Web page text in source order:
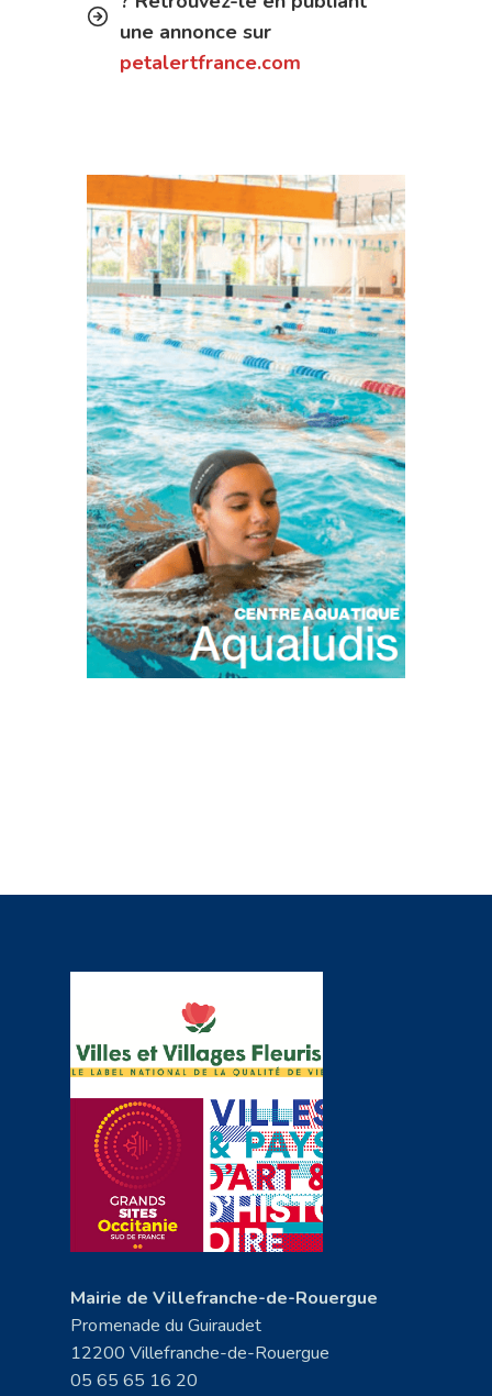
une annonce sur
petalertfrance.com
Mairie de Villefranche-de-Rouergue
Promenade du Guiraudet
12200 Villefranche-de-Rouergue
05 65 65 16 20